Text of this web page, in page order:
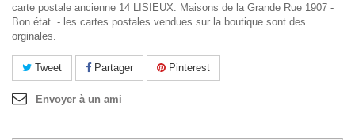
carte postale ancienne 14 LISIEUX. Maisons de la Grande Rue 1907 -
Bon état. - les cartes postales vendues sur la boutique sont des
orginales.
Tweet Partager Pinterest
Envoyer à un ami